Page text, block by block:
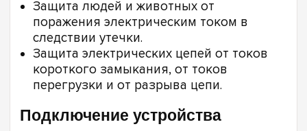
Защита людей и животных от
поражения электрическим током в
следствии утечки.
Защита электрических цепей от токов
короткого замыкания, от токов
перегрузки и от разрыва цепи.
Подключение устройства